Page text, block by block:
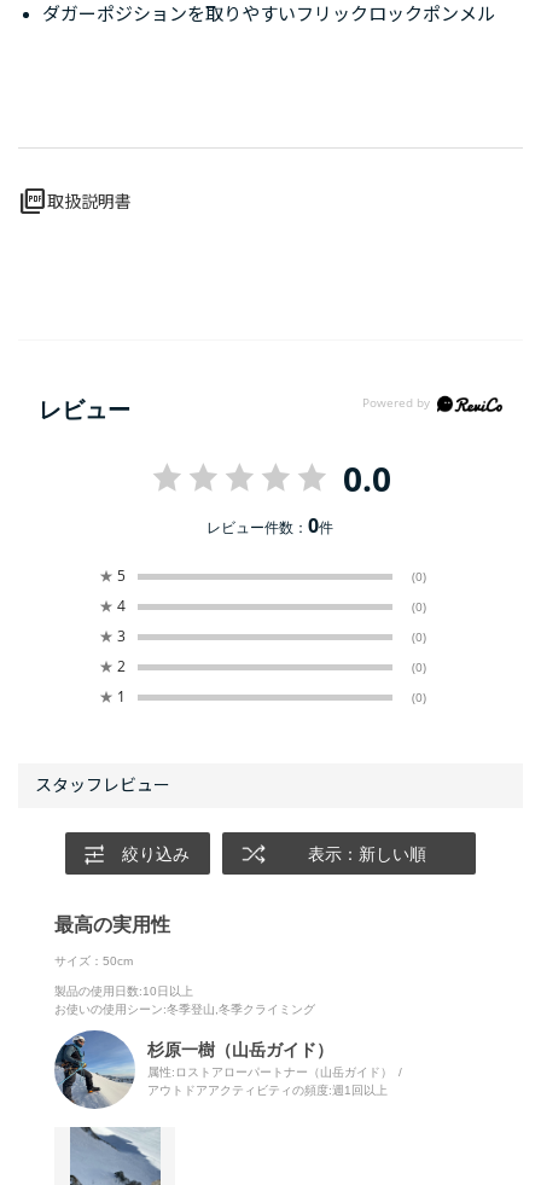
ダガーポジションを取りやすいフリックロックポンメル
picture_as_pdf取扱説明書
レビュー
0.0
レビュー件数：0件
★ 5 (0)
★ 4 (0)
★ 3 (0)
★ 2 (0)
★ 1 (0)
絞り込み 表示：新しい順
最高の実用性
サイズ：50cm
製品の使用日数:10日以上
お使いの使用シーン:冬季登山,冬季クライミング
杉原一樹（山岳ガイド）
属性:ロストアローパートナー（山岳ガイド）
アウトドアアクティビティの頻度:週1回以上